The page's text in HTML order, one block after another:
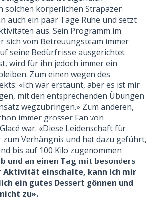
solchen körperlichen Strapazen
auch ein paar Tage Ruhe und setzt
aus. Sein Programm im
sich vom Betreuungsteam immer
seine Bedürfnisse ausgerichtet
wird für ihn jedoch immer ein
Zum einen wegen des
«Ich war erstaunt, aber es ist mir
mit den entsprechenden Übungen
wegzubringen.» Zum anderen,
immer grosser Fan von
war. «Diese Leidenschaft für
zum Verhängnis und hat dazu geführt,
bis auf 100 Kilo zugenommen
und an einen Tag mit besonders
Aktivität einschalte, kann ich mir
ein gutes Dessert gönnen und
zu».